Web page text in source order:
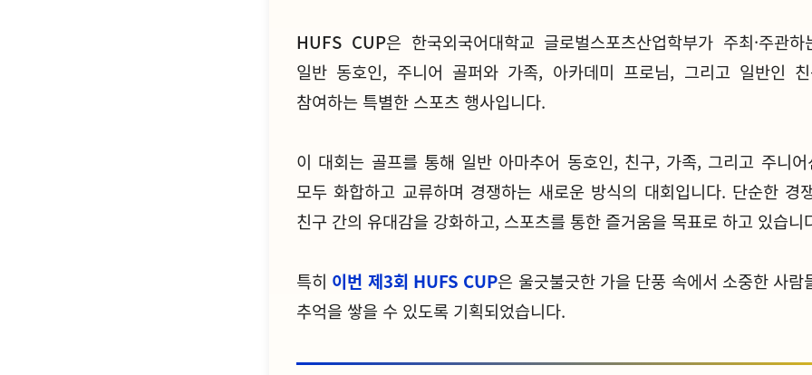
HUFS CUP은 한국외국어대학교 글로벌스포츠산업학부가 주최·주관
일반 동호인, 주니어 골퍼와 가족, 아카데미 프로님, 그리고 일반인
참여하는 특별한 스포츠 행사입니다.
이 대회는 골프를 통해 일반 아마추어 동호인, 친구, 가족, 그리고 주니어
모두 화합하고 교류하며 경쟁하는 새로운 방식의 대회입니다. 단순한 경
친구 간의 유대감을 강화하고, 스포츠를 통한 즐거움을 목표로 하고 있습니
특히 이번 제3회 HUFS CUP은 울긋불긋한 가을 단풍 속에서 소중한 사람
추억을 쌓을 수 있도록 기획되었습니다.